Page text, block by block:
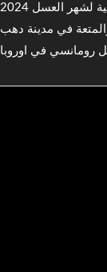
في مدينة دهب